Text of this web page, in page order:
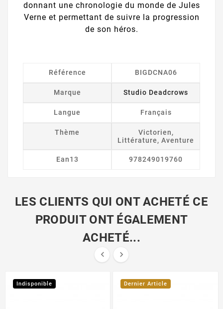
donnant une chronologie du monde de Jules
Verne et permettant de suivre la progression
de son héros.
Référence BIGDCNA06
Marque Studio Deadcrows
Langue Français
Thème
Victorien,
Littérature, Aventure
Ean13 978249019760
LES CLIENTS QUI ONT ACHETÉ CE
PRODUIT ONT ÉGALEMENT
ACHETÉ...
 
Indisponible Dernier Article